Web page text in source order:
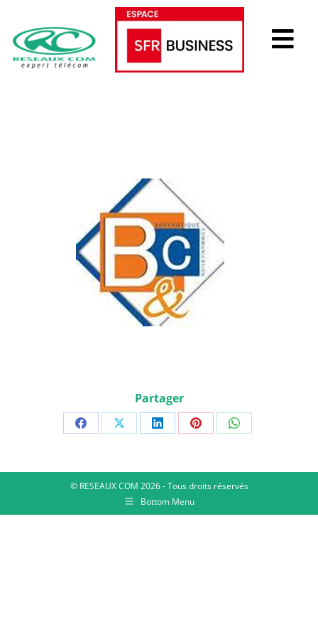
Partager
© RESEAUX COM 2026 - Tous droits réservés
Bottom Menu